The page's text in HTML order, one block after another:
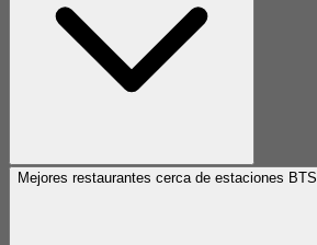
Mejores restaurantes cerca de estaciones BTS